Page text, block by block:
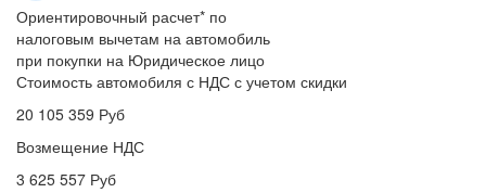
Ориентировочный расчет* по
налоговым вычетам на автомобиль
при покупки на Юридическое лицо
Стоимость автомобиля с НДС с учетом скидки
20 105 359 Руб
Возмещение НДС
3 625 557 Руб